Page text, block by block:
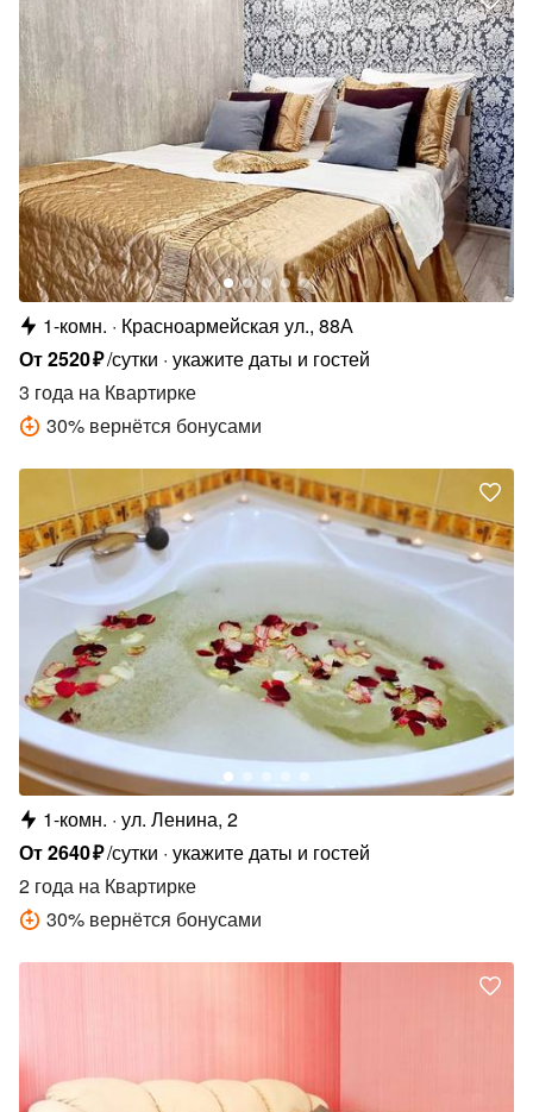
1-комн.
Красноармейская ул., 88А
От2520₽/сутки укажите даты и гостей
3 года на Квартирке
30% вернётся бонусами
1-комн. ул. Ленина, 2
От2640₽/сутки укажите даты и гостей
2 года на Квартирке
30% вернётся бонусами